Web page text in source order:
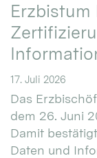
Erzbistum
17. Juli 2026
Das
dem 26. Juni
Damit
Daten und